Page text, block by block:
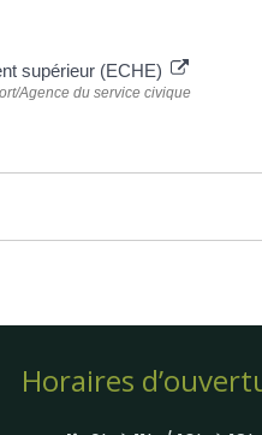
supérieur (ECHE)
Agence du service civique
Horaires